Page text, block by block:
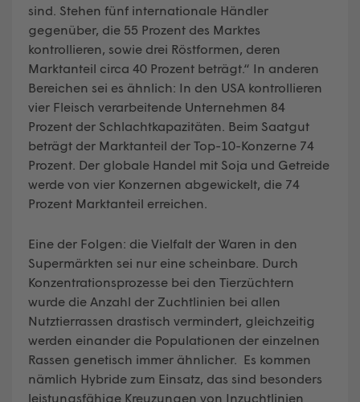
sind. Stehen fünf internationale Händler
gegenüber, die 55 Prozent des Marktes
kontrollieren, sowie drei Röstformen, deren
Marktanteil circa 40 Prozent beträgt.“ In anderen
Bereichen sei es ähnlich: In den USA kontrollieren
vier Fleisch verarbeitende Unternehmen 84
Prozent der Schlachtkapazitäten. Beim Saatgut
beträgt der Marktanteil der Top-10-Konzerne 74
Prozent. Der globale Handel mit Soja und Getreide
werde von vier Konzernen abgewickelt, die 74
Prozent Marktanteil erreichen.
Eine der Folgen: die Vielfalt der Waren in den
Supermärkten sei nur eine scheinbare. Durch
Konzentrationsprozesse bei den Tierzüchtern
wurde die Anzahl der Zuchtlinien bei allen
Nutztierrassen drastisch vermindert, gleichzeitig
werden einander die Populationen der einzelnen
Rassen genetisch immer ähnlicher. Es kommen
nämlich Hybride zum Einsatz, das sind besonders
leistungsfähige Kreuzungen von Inzuchtlinien